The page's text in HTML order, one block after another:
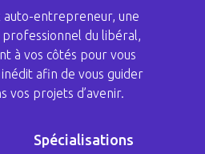
auto-entrepreneur, une
professionnel du libéral,
à vos côtés pour vous
afin de vous guider
vos projets d’avenir.
Spécialisations